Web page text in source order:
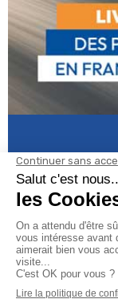
Informations